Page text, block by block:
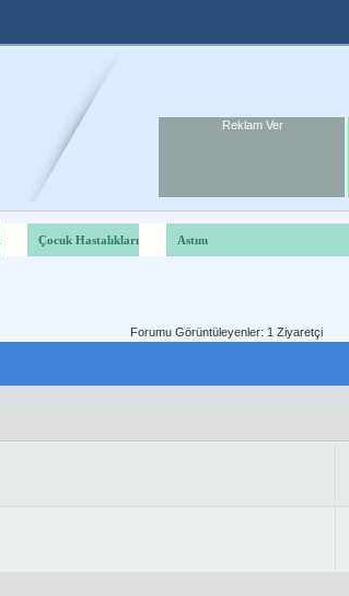
Reklam Ver
Çocuk Hastalıkları Astım
Forumu Görüntüleyenler: 1 Ziyaretçi